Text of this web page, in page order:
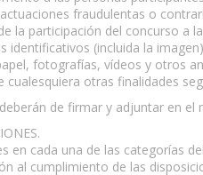
fraudulentas o
la participación del concurso a
identificativos (incluida la
fotografías, vídeos y otros
cualesquiera otras finalidades
de firmar y adjuntar en
en cada una de las categorías
al cumplimiento de las